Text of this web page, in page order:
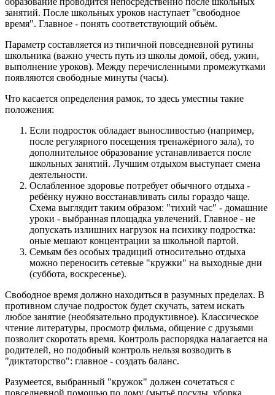
занятий. После школьных уроков наступает "свободное
время". Главное - понять соответствующий объём.
Параметр составляется из типичной повседневной рутины
школьника (важно учесть путь из школы домой, обед, ужин,
выполнение уроков). Между перечисленными промежутками
появляются свободные минуты (часы).
Что касается определения рамок, то здесь уместны такие
положения:
Если подросток обладает выносливостью (например,
после регулярного посещения тренажёрного зала), то
дополнительное образование устанавливается после
школьных занятий. Лучшим отдыхом выступает смена
деятельности.
Ослабленное здоровье потребует обычного отдыха -
ребёнку нужно восстанавливать силы гораздо чаще.
Схема выглядит таким образом: "тихий час" - домашние
уроки - выбранная площадка увлечений. Главное - не
допускать излишних нагрузок на психику подростка:
оные мешают концентрации за школьной партой.
Семьям без особых традиций относительно отдыха
можно переносить сетевые "кружки" на выходные дни
(суббота, воскресенье).
Свободное время должно находиться в разумных пределах. В
противном случае подросток будет скучать, затем искать
любое занятие (необязательно продуктивное). Классическое
чтение литературы, просмотр фильма, общение с друзьями
позволит скоротать время. Контроль распорядка налагается на
родителей, но подобный контроль нельзя возводить в
"диктаторство": главное - создать баланс.
Разумеется, выбранный "кружок" должен сочетаться с
повседневной помощью по дому (мытьё посуды, уборка